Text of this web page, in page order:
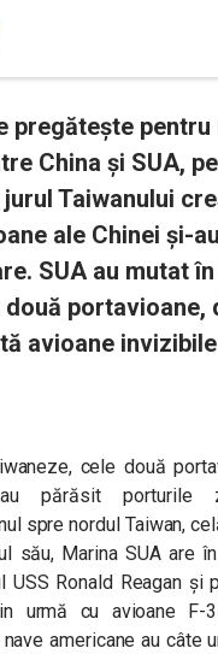
pregătește
China și SUA,
Taiwanului
ale Chinei și-
SUA au mutat
portavioane,
avioane
cele două
au părăsit porturile
spre nordul Taiwan,
său, Marina SUA are
USS Ronald Reagan și
urmă cu avioane F-
americane au câte